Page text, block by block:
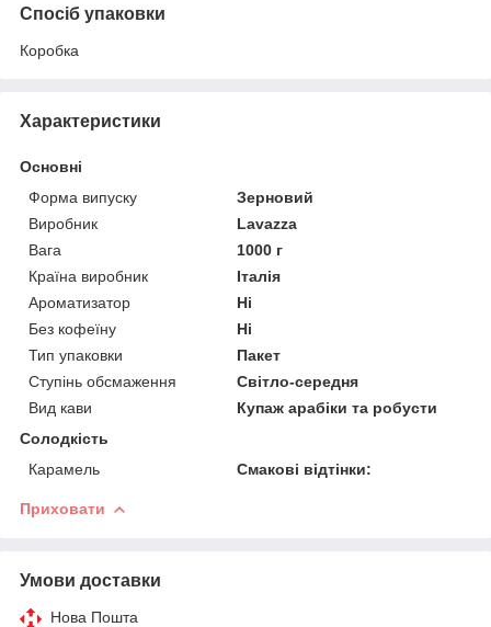
Спосіб упаковки
Коробка
Характеристики
Основні
Форма випуску
Зерновий
Виробник
Lavazza
Вага
1000 г
Країна виробник
Італія
Ароматизатор
Ні
Без кофеїну
Ні
Тип упаковки
Пакет
Ступінь обсмаження
Світло-середня
Вид кави
Купаж арабіки та робусти
Солодкість
Карамель
Смакові відтінки:
Приховати
Умови доставки
Нова Пошта